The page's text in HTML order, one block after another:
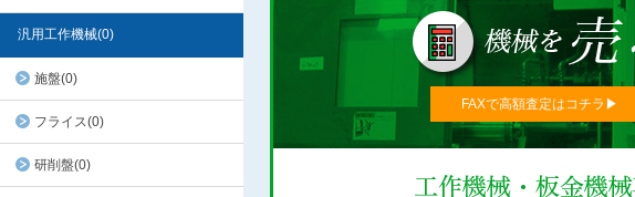
汎用工作機械(0)
施盤(0)
フライス(0)
研削盤(0)
FAXで高額査定はコチラ▶︎